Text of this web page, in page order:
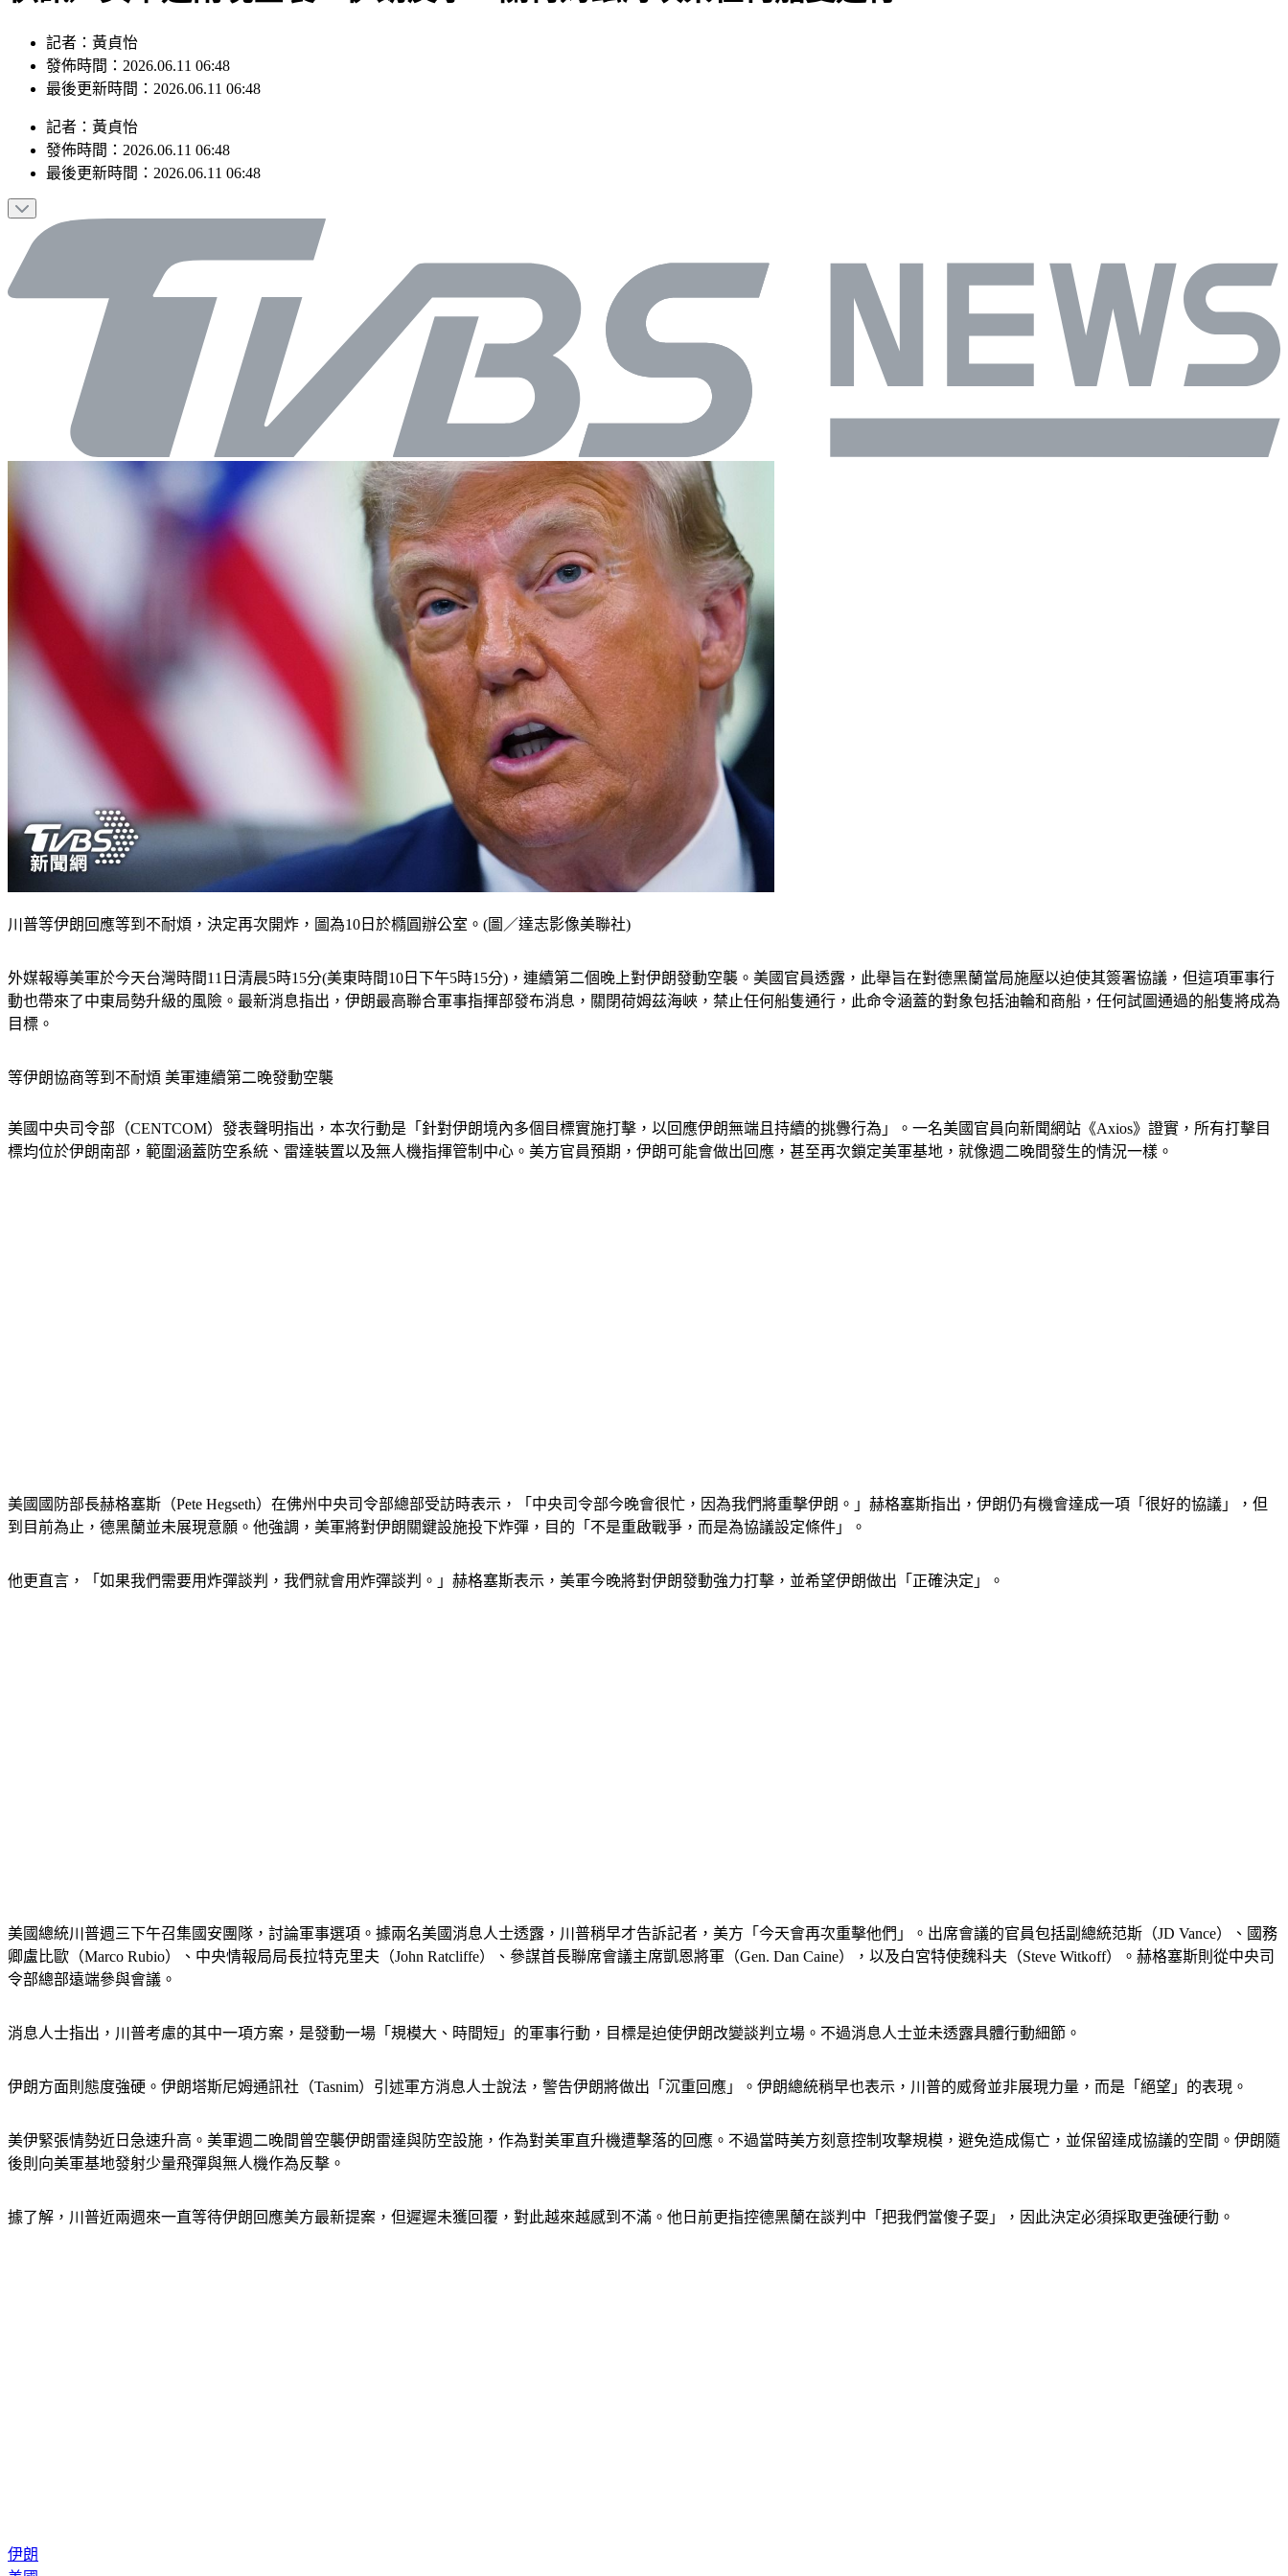
記者：黃貞怡
發佈時間：2026.06.11 06:48
最後更新時間：2026.06.11 06:48
記者 ： 黃貞怡
發佈時間： 2026.06.11 06:48
最後更新時間： 2026.06.11 06:48
川普等伊朗回應等到不耐煩，決定再次開炸，圖為10日於橢圓辦公室。(圖／達志影像美聯社)
外媒報導美軍於今天台灣時間11日清晨5時15分(美東時間10日下午5時15分)，連續第二個晚上對伊朗發動空襲。美國官員透露，此舉旨在對德黑蘭當局施壓以迫使其簽署協議，但這項軍事行
動也帶來了中東局勢升級的風險。最新消息指出，伊朗最高聯合軍事指揮部發布消息，關閉荷姆茲海峽，禁止任何船隻通行，此命令涵蓋的對象包括油輪和商船，任何試圖通過的船隻將成為
目標。
等伊朗協商等到不耐煩 美軍連續第二晚發動空襲
美國中央司令部（CENTCOM）發表聲明指出，本次行動是「針對伊朗境內多個目標實施打擊，以回應伊朗無端且持續的挑釁行為」。一名美國官員向新聞網站《Axios》證實，所有打擊目
標均位於伊朗南部，範圍涵蓋防空系統、雷達裝置以及無人機指揮管制中心。美方官員預期，伊朗可能會做出回應，甚至再次鎖定美軍基地，就像週二晚間發生的情況一樣。
美國國防部長赫格塞斯（Pete Hegseth）在佛州中央司令部總部受訪時表示，「中央司令部今晚會很忙，因為我們將重擊伊朗。」赫格塞斯指出，伊朗仍有機會達成一項「很好的協議」，但
到目前為止，德黑蘭並未展現意願。他強調，美軍將對伊朗關鍵設施投下炸彈，目的「不是重啟戰爭，而是為協議設定條件」。
他更直言，「如果我們需要用炸彈談判，我們就會用炸彈談判。」赫格塞斯表示，美軍今晚將對伊朗發動強力打擊，並希望伊朗做出「正確決定」。
美國總統川普週三下午召集國安團隊，討論軍事選項。據兩名美國消息人士透露，川普稍早才告訴記者，美方「今天會再次重擊他們」。出席會議的官員包括副總統范斯（JD Vance）、國務
卿盧比歐（Marco Rubio）、中央情報局局長拉特克里夫（John Ratcliffe）、參謀首長聯席會議主席凱恩將軍（Gen. Dan Caine），以及白宮特使魏科夫（Steve Witkoff）。赫格塞斯則從中央司
令部總部遠端參與會議。
消息人士指出，川普考慮的其中一項方案，是發動一場「規模大、時間短」的軍事行動，目標是迫使伊朗改變談判立場。不過消息人士並未透露具體行動細節。
伊朗方面則態度強硬。伊朗塔斯尼姆通訊社（Tasnim）引述軍方消息人士說法，警告伊朗將做出「沉重回應」。伊朗總統稍早也表示，川普的威脅並非展現力量，而是「絕望」的表現。
美伊緊張情勢近日急速升高。美軍週二晚間曾空襲伊朗雷達與防空設施，作為對美軍直升機遭擊落的回應。不過當時美方刻意控制攻擊規模，避免造成傷亡，並保留達成協議的空間。伊朗隨
後則向美軍基地發射少量飛彈與無人機作為反擊。
據了解，川普近兩週來一直等待伊朗回應美方最新提案，但遲遲未獲回覆，對此越來越感到不滿。他日前更指控德黑蘭在談判中「把我們當傻子耍」，因此決定必須採取更強硬行動。
伊朗